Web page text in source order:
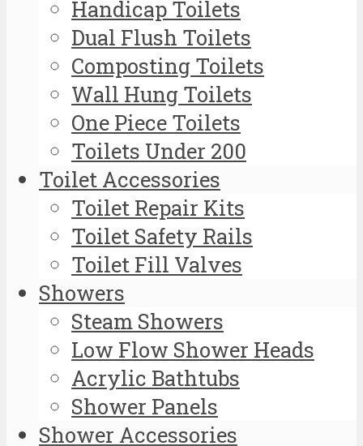
Handicap Toilets
Dual Flush Toilets
Composting Toilets
Wall Hung Toilets
One Piece Toilets
Toilets Under 200
Toilet Accessories
Toilet Repair Kits
Toilet Safety Rails
Toilet Fill Valves
Showers
Steam Showers
Low Flow Shower Heads
Acrylic Bathtubs
Shower Panels
Shower Accessories